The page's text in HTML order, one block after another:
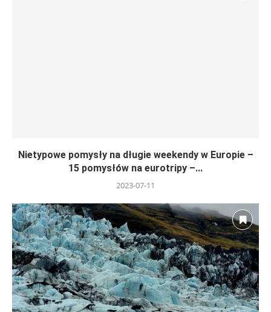
Nietypowe pomysły na długie weekendy w Europie –
15 pomysłów na eurotripy –...
2023-07-11